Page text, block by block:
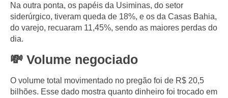
Na outra ponta, os papéis da Usiminas, do setor
siderúrgico, tiveram queda de 18%, e os da Casas Bahia,
do varejo, recuaram 11,45%, sendo as maiores perdas do
dia.
💸 Volume negociado
O volume total movimentado no pregão foi de R$ 20,5
bilhões. Esse dado mostra quanto dinheiro foi trocado em